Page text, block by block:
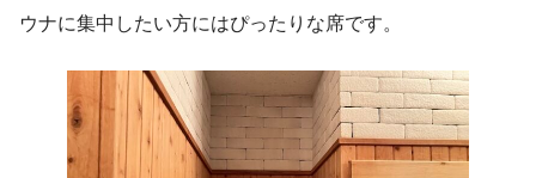
ウナに集中したい方にはぴったりな席です。